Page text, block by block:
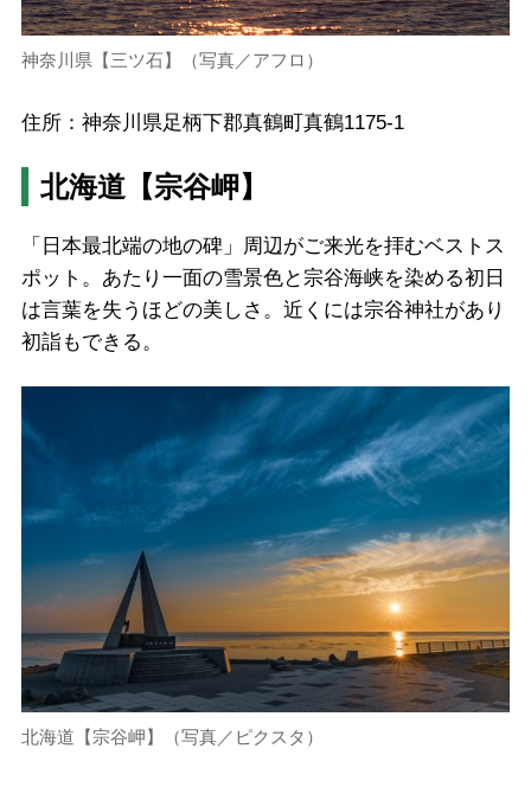
神奈川県【三ツ石】（写真／アフロ）
住所：神奈川県足柄下郡真鶴町真鶴1175-1
北海道【宗谷岬】
「日本最北端の地の碑」周辺がご来光を拝むベストス
ポット。あたり一面の雪景色と宗谷海峡を染める初日
は言葉を失うほどの美しさ。近くには宗谷神社があり
初詣もできる。
北海道【宗谷岬】（写真／ピクスタ）